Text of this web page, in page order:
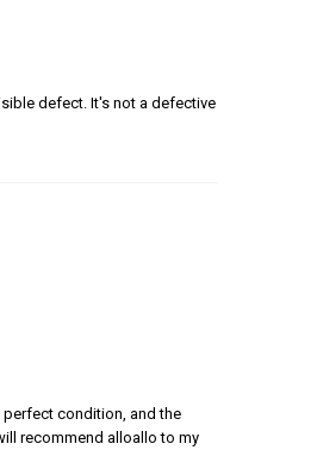
defect. It's not a defective
perfect condition, and the
recommend alloallo to my